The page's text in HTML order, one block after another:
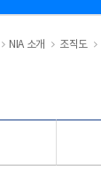
>NIA 소개 >
조직도